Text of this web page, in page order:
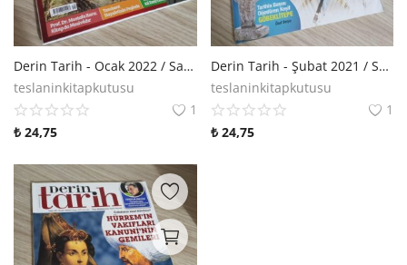
Derin Tarih - Ocak 2022 / Sayı 118
teslaninkitapkutusu
1
₺ 24,75
Derin Tarih - Şubat 2021 / Sayı 107
teslaninkitapkutusu
1
₺24,75